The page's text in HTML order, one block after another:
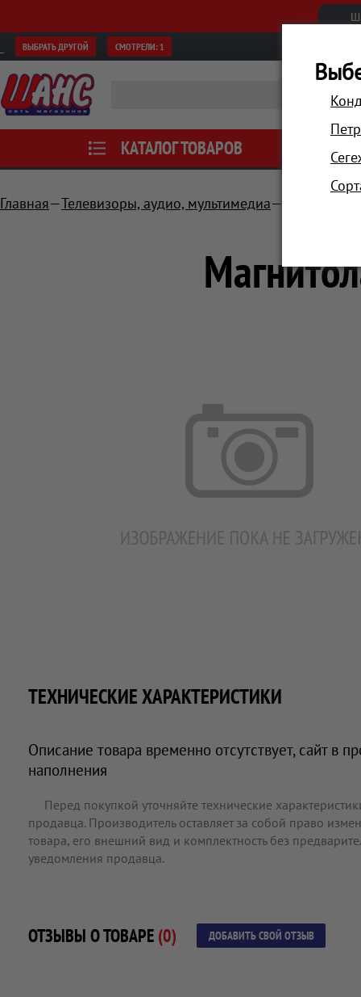
ВЫБРАТЬ ДРУГОЙ СМОТРЕЛИ: 1
КАТАЛОГ ТОВАРОВ АКЦИИ
Главная Телевизоры, аудио, мультимедиа
ТЕХНИЧЕСКИЕ ХАРАКТЕРИСТИКИ
Описание товара временно отсутствует, сайт в
наполнения
Перед покупкой уточняйте технические
продавца. Производитель оставляет за собой право
товара, его внешний вид и комплектность без
уведомления продавца.
ОТЗЫВЫ О ТОВАРЕ (0) ДОБАВИТЬ СВОЙ ОТЗЫВ